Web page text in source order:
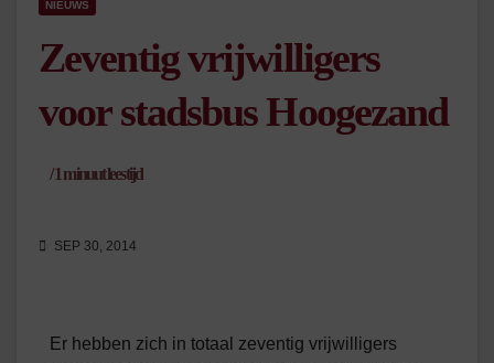
NIEUWS
Zeventig vrijwilligers
voor stadsbus Hoogezand
/1 minuut leestijd
SEP 30, 2014
Er hebben zich in totaal zeventig vrijwilligers